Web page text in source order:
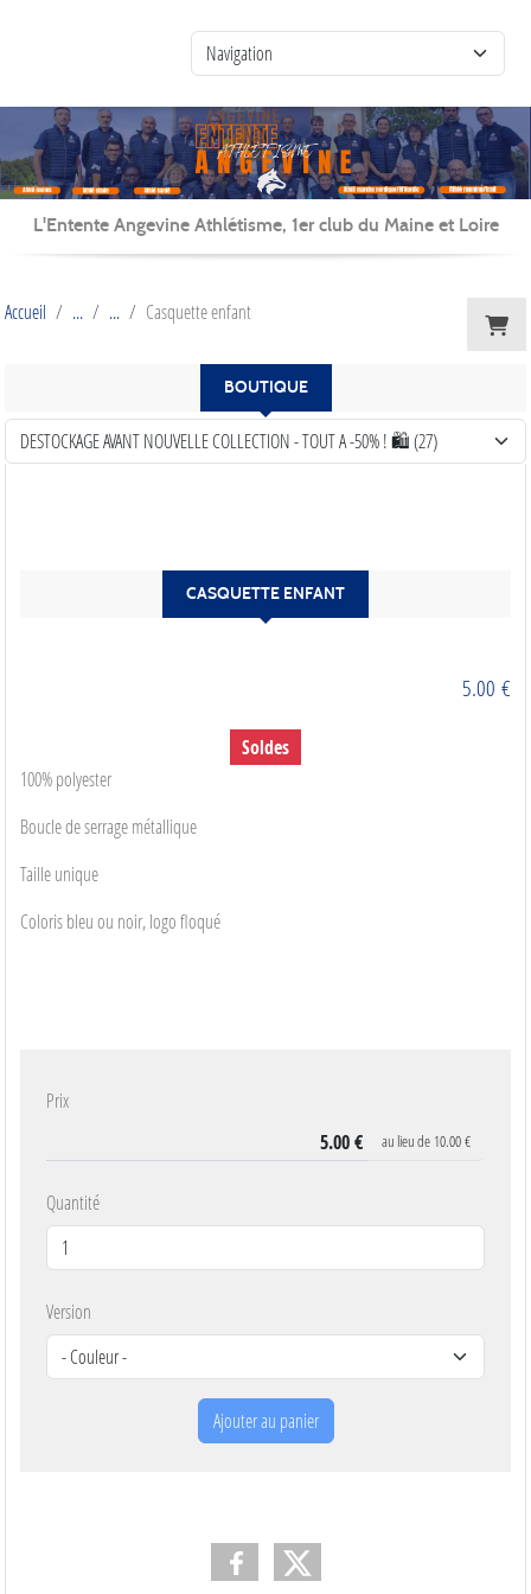
L'Entente Angevine Athlétisme, 1er club du Maine et Loire
Accueil Casquette enfant
BOUTIQUE
CASQUETTE ENFANT
5.00 €
Soldes
100% polyester
Boucle de serrage métallique
Taille unique
Coloris bleu ou noir, logo floqué
Prix
au lieu de 10.00 €
Quantité
Version
Ajouter au panier